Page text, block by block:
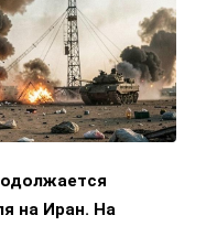
на Иран. На